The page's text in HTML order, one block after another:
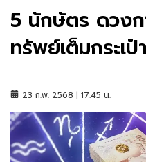
5 นักษัตร ดวง
ทรัพย์เต็มกระเป๋
23 ก.พ. 2568 | 17:45 น.